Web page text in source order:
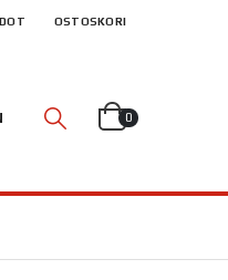
OSTOSKORI
0